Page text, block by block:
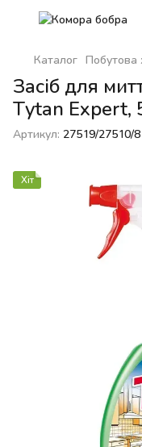
Каталог Побутова
Засіб для
Tytan Expert,
Артикул: 27519/27510/
Хіт